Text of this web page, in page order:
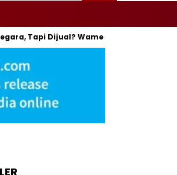
Dijual? Wamentan: Itu Bisa Dipenjara